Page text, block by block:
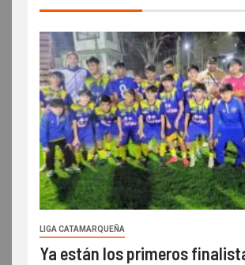
LIGA CATAMARQUEÑA
Ya están los primeros